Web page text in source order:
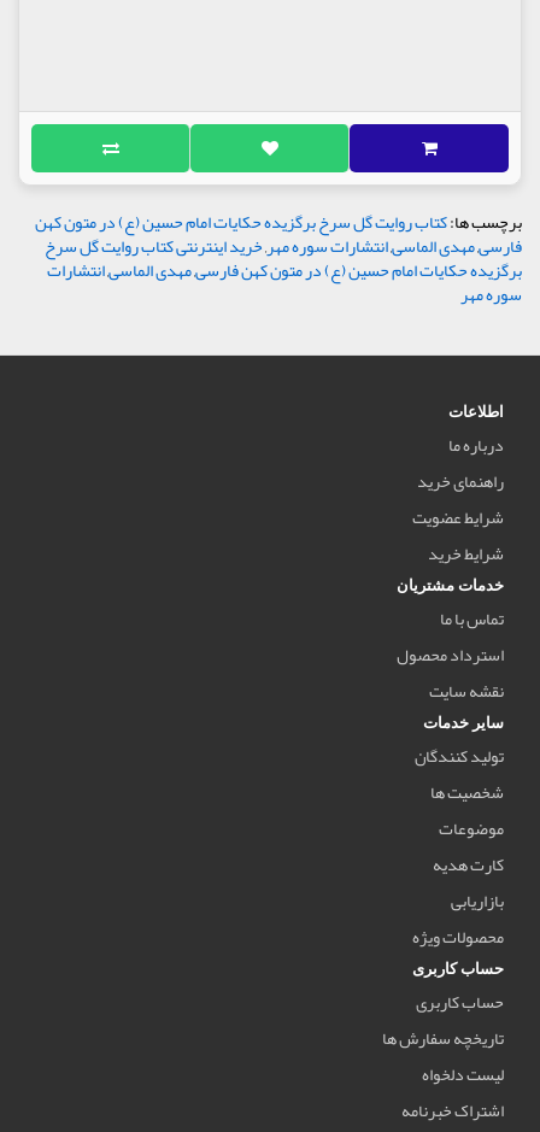
برچسب ها:کتاب روایت گل سرخ برگزیده حکایات امام حسین (ع) در متون کهن
فارسی,مهدی الماسی,انتشارات سوره مهر,خرید اینترنتی کتاب روایت گل سرخ
برگزیده حکایات امام حسین (ع) در متون کهن فارسی,مهدی الماسی,انتشارات
سوره مهر
اطلاعات
درباره ما
راهنمای خرید
شرایط عضویت
شرایط خرید
خدمات مشتریان
تماس با ما
استرداد محصول
نقشه سایت
سایر خدمات
تولید کنندگان
شخصیت ها
موضوعات
کارت هدیه
بازاریابی
محصولات ویژه
حساب کاربری
حساب کاربری
تاریخچه سفارش ها
لیست دلخواه
اشتراک خبرنامه